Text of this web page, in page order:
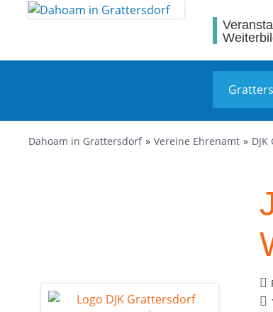
Dahoam in Grattersdorf Vereine Ehrenamt